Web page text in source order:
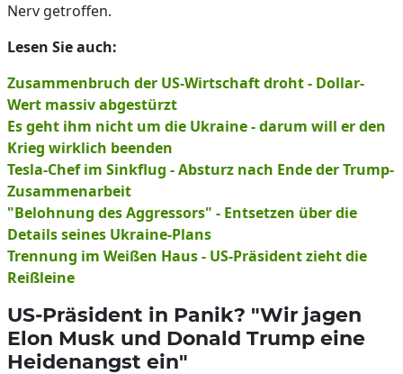
Nerv getroffen.
Lesen Sie auch:
Zusammenbruch der US-Wirtschaft droht - Dollar-
Wert massiv abgestürzt
Es geht ihm nicht um die Ukraine - darum will er den
Krieg wirklich beenden
Tesla-Chef im Sinkflug - Absturz nach Ende der Trump-
Zusammenarbeit
"Belohnung des Aggressors" - Entsetzen über die
Details seines Ukraine-Plans
Trennung im Weißen Haus - US-Präsident zieht die
Reißleine
US-Präsident in Panik? "Wir jagen
Elon Musk und Donald Trump eine
Heidenangst ein"